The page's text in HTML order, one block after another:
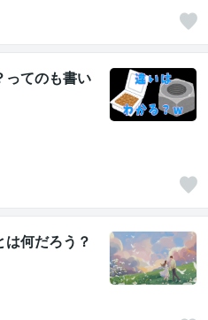
ってのも書い
何だろう？